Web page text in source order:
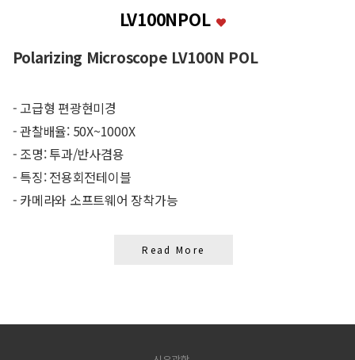
LV100NPOL
Polarizing Microscope LV100N POL
- 고급형 편광현미경
- 관찰배율: 50X~1000X
- 조명: 투과/반사겸용
- 특징: 전용회전테이블
- 카메라와 소프트웨어 장착가능
Read More